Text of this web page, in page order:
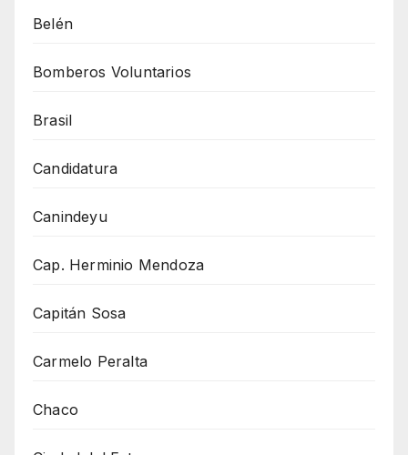
Belén
Bomberos Voluntarios
Brasil
Candidatura
Canindeyu
Cap. Herminio Mendoza
Capitán Sosa
Carmelo Peralta
Chaco